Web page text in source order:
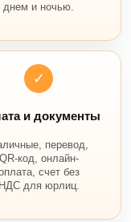
днем и ночью.
✓
и документы
перевод,
QR-код, онлайн-
счет без
НДС для юрлиц.